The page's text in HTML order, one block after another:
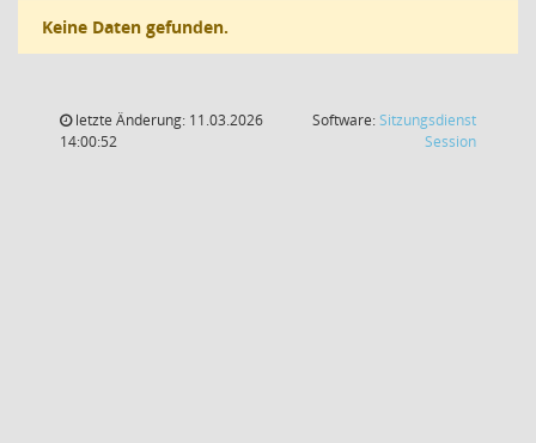
Keine Daten gefunden.
letzte Änderung: 11.03.2026
14:00:52
Software:Sitzungsdienst
Session(Wird in